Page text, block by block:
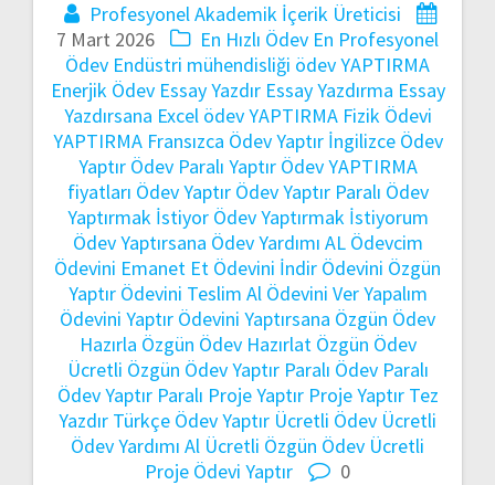
Profesyonel Akademik İçerik Üreticisi
7 Mart 2026
En Hızlı Ödev En Profesyonel
Ödev Endüstri mühendisliği ödev YAPTIRMA
Enerjik Ödev Essay Yazdır Essay Yazdırma Essay
Yazdırsana Excel ödev YAPTIRMA Fizik Ödevi
YAPTIRMA Fransızca Ödev Yaptır İngilizce Ödev
Yaptır Ödev Paralı Yaptır Ödev YAPTIRMA
fiyatları Ödev Yaptır Ödev Yaptır Paralı Ödev
Yaptırmak İstiyor Ödev Yaptırmak İstiyorum
Ödev Yaptırsana Ödev Yardımı AL Ödevcim
Ödevini Emanet Et Ödevini İndir Ödevini Özgün
Yaptır Ödevini Teslim Al Ödevini Ver Yapalım
Ödevini Yaptır Ödevini Yaptırsana Özgün Ödev
Hazırla Özgün Ödev Hazırlat Özgün Ödev
Ücretli Özgün Ödev Yaptır Paralı Ödev Paralı
Ödev Yaptır Paralı Proje Yaptır Proje Yaptır Tez
Yazdır Türkçe Ödev Yaptır Ücretli Ödev Ücretli
Ödev Yardımı Al Ücretli Özgün Ödev Ücretli
Proje Ödevi Yaptır
0